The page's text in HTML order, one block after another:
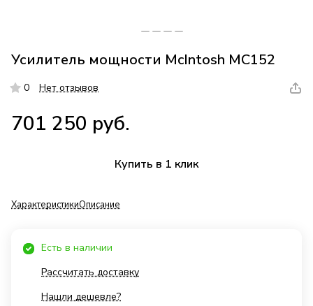
Усилитель мощности McIntosh MC152
0 Нет отзывов
701 250 руб.
Купить в 1 клик
ХарактеристикиОписание
Есть в наличии
Рассчитать доставку
Нашли дешевле?